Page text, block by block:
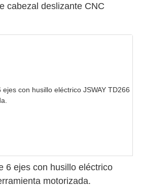
cabezal deslizante CNC
6 ejes con husillo eléctrico
motorizada.